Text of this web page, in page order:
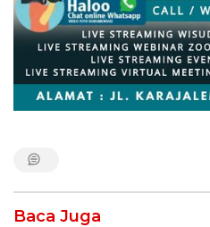
Baca Juga